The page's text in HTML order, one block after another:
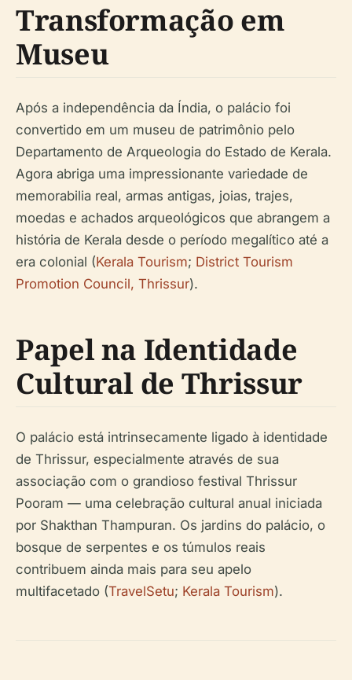
Transformação em
Museu
Após a independência da Índia, o palácio foi
convertido em um museu de patrimônio pelo
Departamento de Arqueologia do Estado de Kerala.
Agora abriga uma impressionante variedade de
memorabilia real, armas antigas, joias, trajes,
moedas e achados arqueológicos que abrangem a
história de Kerala desde o período megalítico até a
era colonial (Kerala Tourism; District Tourism
Promotion Council, Thrissur).
Papel na Identidade
Cultural de Thrissur
O palácio está intrinsecamente ligado à identidade
de Thrissur, especialmente através de sua
associação com o grandioso festival Thrissur
Pooram — uma celebração cultural anual iniciada
por Shakthan Thampuran. Os jardins do palácio, o
bosque de serpentes e os túmulos reais
contribuem ainda mais para seu apelo
multifacetado (TravelSetu; Kerala Tourism).